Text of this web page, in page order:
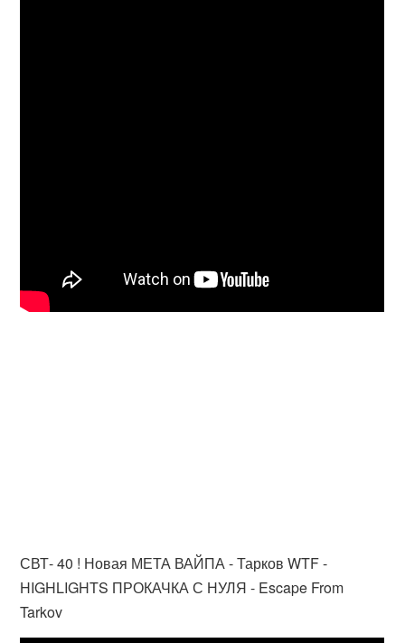
СВТ- 40 ! Новая МЕТА ВАЙПА - Тарков WTF -
HIGHLIGHTS ПРОКАЧКА С НУЛЯ - Escape From
Tarkov